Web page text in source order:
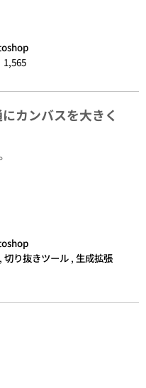
1,565
カンバスを大きく
, 切り抜きツール , 生成拡張